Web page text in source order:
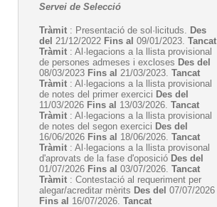
Servei de Selecció
Tràmit : Presentació de sol·licituds. Des
del 21/12/2022 Fins al 09/01/2023. Tancat
Tràmit : Al·legacions a la llista provisional
de persones admeses i excloses Des del
08/03/2023 Fins al 21/03/2023. Tancat
Tràmit : Al·legacions a la llista provisional
de notes del primer exercici Des del
11/03/2026 Fins al 13/03/2026. Tancat
Tràmit : Al·legacions a la llista provisional
de notes del segon exercici Des del
16/06/2026 Fins al 18/06/2026. Tancat
Tràmit : Al·legacions a la llista provisonal
d'aprovats de la fase d'oposició Des del
01/07/2026 Fins al 03/07/2026. Tancat
Tràmit : Contestació al requeriment per
alegar/acreditar mèrits Des del 07/07/2026
Fins al 16/07/2026. Tancat